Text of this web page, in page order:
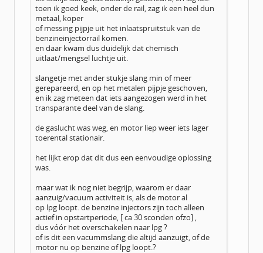
toen ik goed keek, onder de rail, zag ik een heel dun
metaal, koper
of messing pijpje uit het inlaatspruitstuk van de
benzineinjectorrail komen.
en daar kwam dus duidelijk dat chemisch
uitlaat/mengsel luchtje uit.
slangetje met ander stukje slang min of meer
gerepareerd, en op het metalen pijpje geschoven,
en ik zag meteen dat iets aangezogen werd in het
transparante deel van de slang.
de gaslucht was weg, en motor liep weer iets lager
toerental stationair.
het lijkt erop dat dit dus een eenvoudige oplossing
was.
maar wat ik nog niet begrijp, waarom er daar
aanzuig/vacuum activiteit is, als de motor al
op lpg loopt. de benzine injectors zijn toch alleen
actief in opstartperiode, [ ca 30 sconden ofzo] ,
dus vóór het overschakelen naar lpg ?
of is dit een vacummslang die altijd aanzuigt, of de
motor nu op benzine of lpg loopt.?